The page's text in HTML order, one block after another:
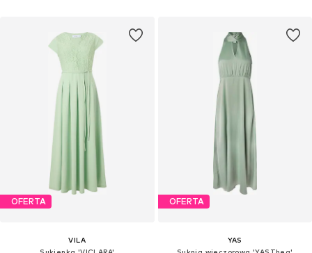
OFERTA
VILA
Sukienka 'VICLARA'
OFERTA
YAS
Suknia wieczorowa 'YASThea'